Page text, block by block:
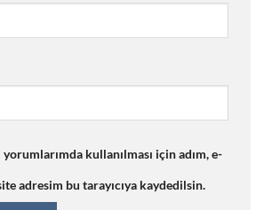
kullanılması için adım, e-
adresim bu tarayıcıya kaydedilsin.